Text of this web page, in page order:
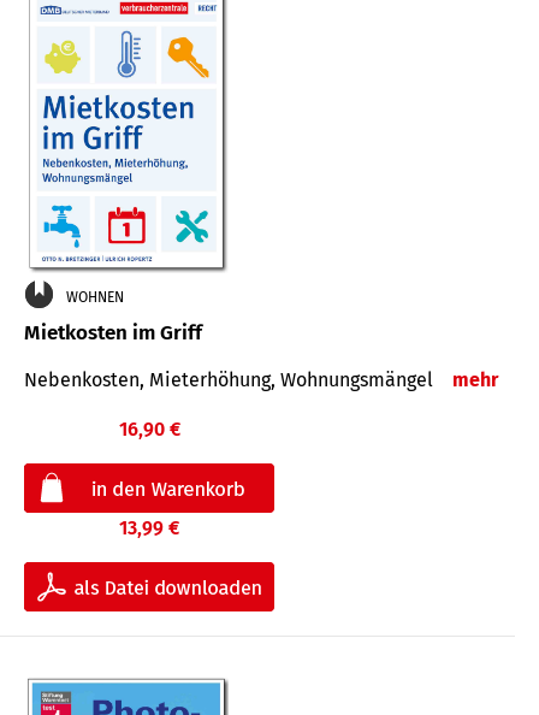
WOHNEN
Mietkosten im Griff
Nebenkosten, Mieterhöhung, Wohnungsmängel mehr
16,90 €
13,99 €